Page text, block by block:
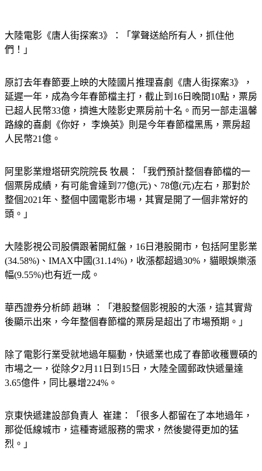
大陸電影《唐人街探案3》：「掌聲送給所有人，抓住他
們！」
原訂去年春節要上映的大陸國片推理喜劇《唐人街探案3》，
延遲一年，成為今年春節檔主打，截止到16日晚間10點，票房
已超人民幣33億，擠進大陸影史票房前十名。而另一部走溫馨
路線的喜劇《你好， 李煥英》則是今年春節檔黑馬，票房超
人民幣21億。
阿里影業燈塔研究院院長 牧晨：「我們預計整個春節檔的一
個票房成績，有可能會達到77億(元)、78億(元)左右，那對於
整個2021年、整個中國電影市場，其實是開了一個非常好的
頭。」
大陸影視公司股價跟著開紅盤，16日港股開市，包括阿里影業
(34.58%)、IMAX中國(31.14%)，收漲都超過30%，貓眼娛樂漲
幅(9.55%)也有近一成。
華西證券分析師 趙琳 ：「港股整個影視股的大漲，這其實背
後顯示出來，今年整個春節檔的票房是超出了市場預期。」
除了電影行業受就地過年驅動，快遞業也成了春節收穫豐碩的
市場之一，從除夕2月11日到15日，大陸全國郵政快遞量達
3.65億件，同比暴增224%。
京東快遞建設部負責人  崔建：「很多人都留在了本地過年，
那從低線城市，這種寄遞服務的需求，然後變得更加的猛
烈。」